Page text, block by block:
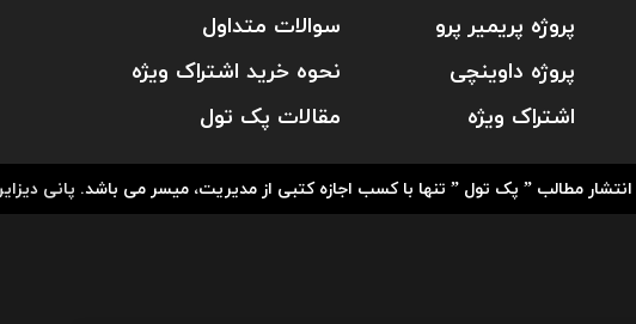
پروژه پریمیر پرو
پروژه داوینچی
اشتراک ویژه
سوالات متداول
نحوه خرید اشتراک ویژه
مقالات پک تول
پانی